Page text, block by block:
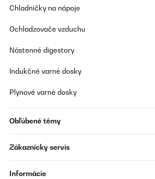
Chladničky na nápoje
Ochladzovače vzduchu
Nástenné digestory
Indukčné varné dosky
Plynové varné dosky
Obľúbené témy
Zákaznícky servis
Informácie